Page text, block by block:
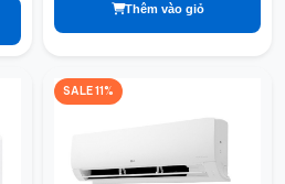
Thêm vào giỏ
SALE 11%